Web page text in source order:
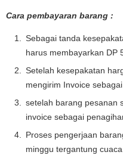
Cara pembayaran barang :
Sebagai tanda
harus membayarkan DP
Setelah kesepakatan
mengirim Invoice
setelah barang pesanan
invoice sebagai
Proses pengerjaan
minggu tergantung